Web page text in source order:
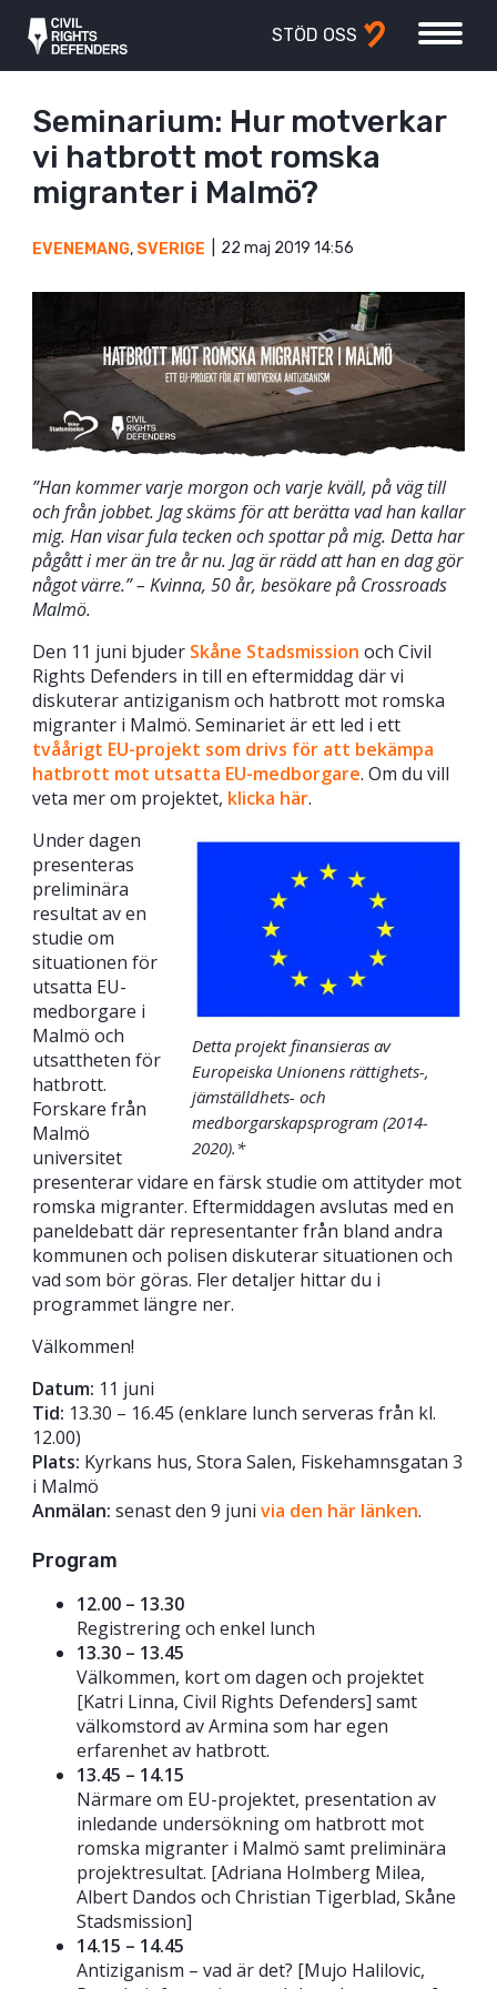
STÖD OSS
Seminarium: Hur motverkar
vi hatbrott mot romska
migranter i Malmö?
EVENEMANG, SVERIGE 22 maj 2019 14:56
”Han kommer varje morgon och varje kväll, på väg till
och från jobbet. Jag skäms för att berätta vad han kallar
mig. Han visar fula tecken och spottar på mig. Detta har
pågått i mer än tre år nu. Jag är rädd att han en dag gör
något värre.” – Kvinna, 50 år, besökare på Crossroads
Malmö.
Den 11 juni bjuder Skåne Stadsmission och Civil
Rights Defenders in till en eftermiddag där vi
diskuterar antiziganism och hatbrott mot romska
migranter i Malmö. Seminariet är ett led i ett
tvåårigt EU-projekt som drivs för att bekämpa
hatbrott mot utsatta EU-medborgare. Om du vill
veta mer om projektet, klicka här.
Detta projekt finansieras av
Europeiska Unionens rättighets-,
jämställdhets- och
medborgarskapsprogram (2014-
2020).*
Under dagen
presenteras
preliminära
resultat av en
studie om
situationen för
utsatta EU-
medborgare i
Malmö och
utsattheten för
hatbrott.
Forskare från
Malmö
universitet
presenterar vidare en färsk studie om attityder mot
romska migranter. Eftermiddagen avslutas med en
paneldebatt där representanter från bland andra
kommunen och polisen diskuterar situationen och
vad som bör göras. Fler detaljer hittar du i
programmet längre ner.
Välkommen!
Datum: 11 juni
Tid: 13.30 – 16.45 (enklare lunch serveras från kl.
12.00)
Plats: Kyrkans hus, Stora Salen, Fiskehamnsgatan 3
i Malmö
Anmälan: senast den 9 juni via den här länken.
Program
12.00 – 13.30
Registrering och enkel lunch
13.30 – 13.45
Välkommen, kort om dagen och projektet
[Katri Linna, Civil Rights Defenders] samt
välkomstord av Armina som har egen
erfarenhet av hatbrott.
13.45 – 14.15
Närmare om EU-projektet, presentation av
inledande undersökning om hatbrott mot
romska migranter i Malmö samt preliminära
projektresultat. [Adriana Holmberg Milea,
Albert Dandos och Christian Tigerblad, Skåne
Stadsmission]
14.15 – 14.45
Antiziganism – vad är det? [Mujo Halilovic,